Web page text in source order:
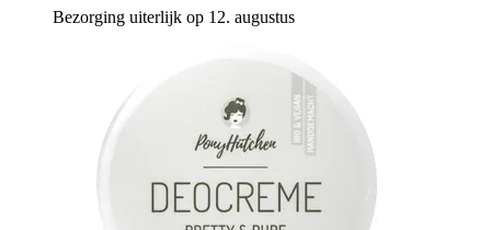
Bezorging uiterlijk op 12. augustus